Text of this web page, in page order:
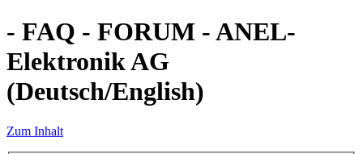
- FAQ - FORUM - ANEL-
Elektronik AG
(Deutsch/English)
Zum Inhalt